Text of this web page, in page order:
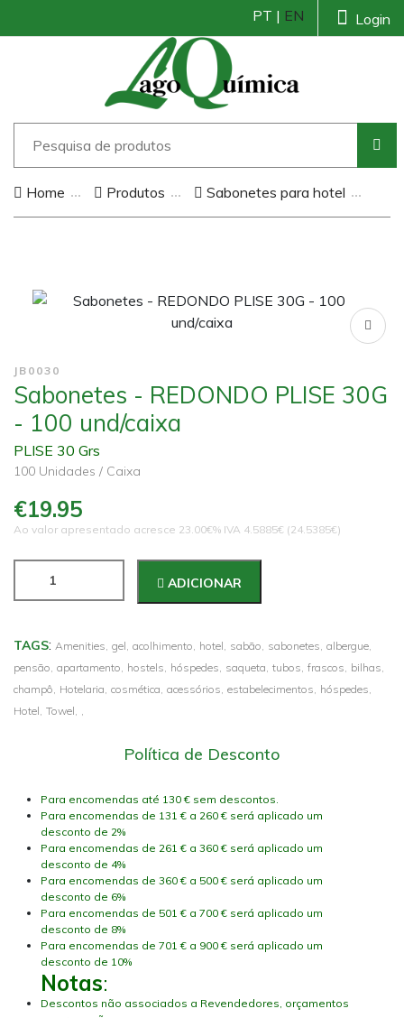
Login
PT | EN
Home Produtos Sabonetes para hotel
JB0030
Sabonetes - REDONDO PLISE 30G
- 100 und/caixa
PLISE 30 Grs
100 Unidades / Caixa
€19.95
Ao valor apresentado acresce 23.00€% IVA 4.5885€ (24.5385€)
ADICIONAR
TAGS: Amenities, gel, acolhimento, hotel, sabão, sabonetes, albergue,
pensão, apartamento, hostels, hóspedes, saqueta, tubos, frascos, bilhas,
champô, Hotelaria, cosmética, acessórios, estabelecimentos, hóspedes,
Hotel, Towel,
Política de Desconto
Para encomendas até 130 € sem descontos.
Para encomendas de 131 € a 260 € será aplicado um
desconto de 2%
Para encomendas de 261 € a 360 € será aplicado um
desconto de 4%
Para encomendas de 360 € a 500 € será aplicado um
desconto de 6%
Para encomendas de 501 € a 700 € será aplicado um
desconto de 8%
Para encomendas de 701 € a 900 € será aplicado um
desconto de 10%
Notas:
Descontos não associados a Revendedores, orçamentos